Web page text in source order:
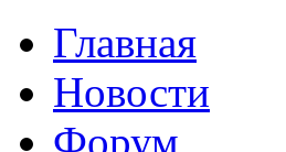
Главная
Новости
Форум